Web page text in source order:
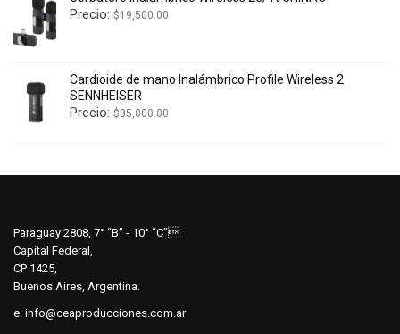
Precio: $19,500.00
Cardioide de mano Inalámbrico Profile Wireless 2
SENNHEISER
Precio: $35,000.00
Paraguay 2808, 7° “B” - 10° “C”
Capital Federal,
CP 1425,
Buenos Aires, Argentina.
e: info@ceaproducciones.com.ar